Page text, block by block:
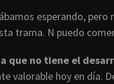
esperando, pero
trama. N puedo
que no tiene el
valorable hoy en día.